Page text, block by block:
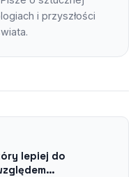
i przyszłości
lepiej do